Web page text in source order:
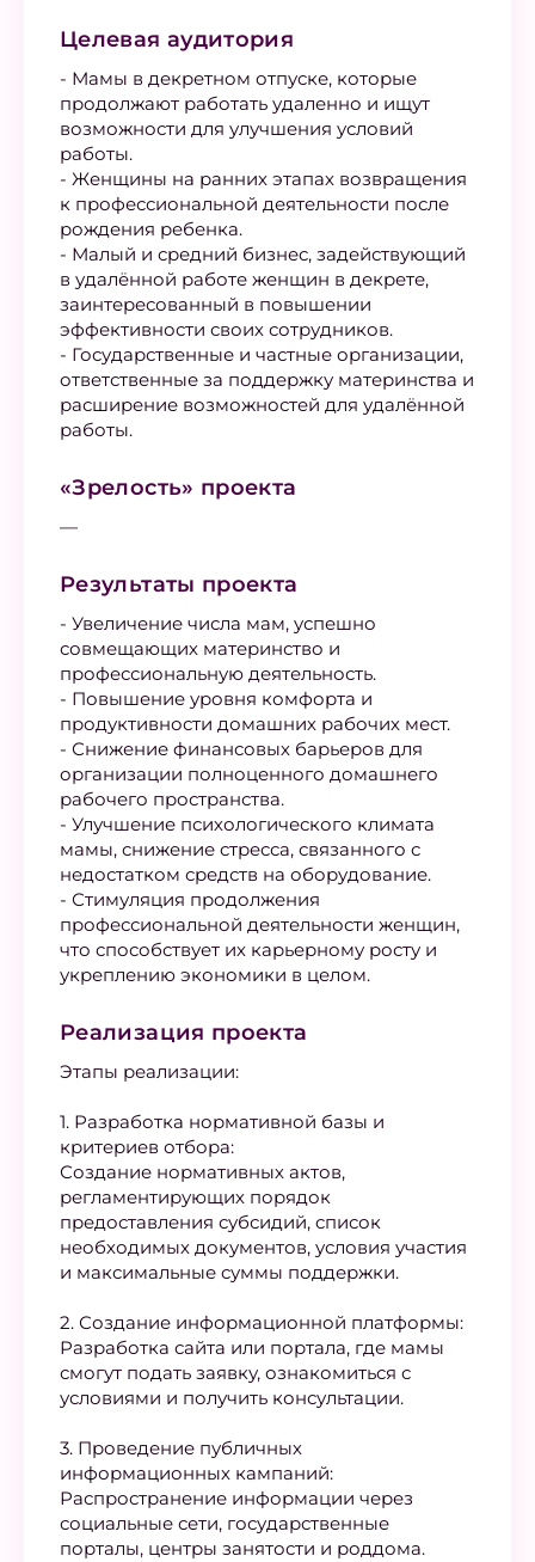
Целевая аудитория
- Мамы в декретном отпуске, которые
продолжают работать удаленно и ищут
возможности для улучшения условий
работы.
- Женщины на ранних этапах возвращения
к профессиональной деятельности после
рождения ребенка.
- Малый и средний бизнес, задействующий
в удалённой работе женщин в декрете,
заинтересованный в повышении
эффективности своих сотрудников.
- Государственные и частные организации,
ответственные за поддержку материнства и
расширение возможностей для удалённой
работы.
«Зрелость» проекта
—
Результаты проекта
- Увеличение числа мам, успешно
совмещающих материнство и
профессиональную деятельность.
- Повышение уровня комфорта и
продуктивности домашних рабочих мест.
- Снижение финансовых барьеров для
организации полноценного домашнего
рабочего пространства.
- Улучшение психологического климата
мамы, снижение стресса, связанного с
недостатком средств на оборудование.
- Стимуляция продолжения
профессиональной деятельности женщин,
что способствует их карьерному росту и
укреплению экономики в целом.
Реализация проекта
Этапы реализации:
1. Разработка нормативной базы и
критериев отбора:
Создание нормативных актов,
регламентирующих порядок
предоставления субсидий, список
необходимых документов, условия участия
и максимальные суммы поддержки.
2. Создание информационной платформы:
Разработка сайта или портала, где мамы
смогут подать заявку, ознакомиться с
условиями и получить консультации.
3. Проведение публичных
информационных кампаний:
Распространение информации через
социальные сети, государственные
порталы, центры занятости и роддома.